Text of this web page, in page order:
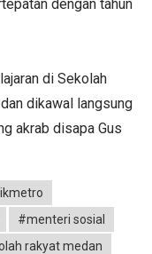
dengan tahun
di Sekolah
dikawal langsung
akrab disapa Gus
#menteri sosial
rakyat medan